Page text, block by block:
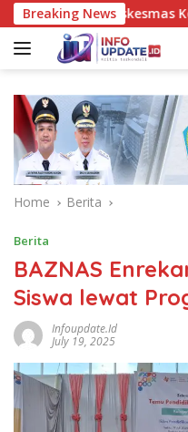
Skip
to
content
Breaking News
UPT Puskesmas Kota
Home Berita
Berita
BAZNAS
Siswa lewat
Infoupdate.id
July 19, 2025